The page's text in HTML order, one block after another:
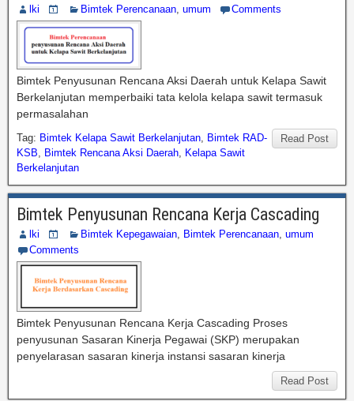
lki Bimtek Perencanaan, umum Comments
Bimtek Penyusunan Rencana Aksi Daerah untuk Kelapa Sawit
Berkelanjutan memperbaiki tata kelola kelapa sawit termasuk
permasalahan
Read Post
Tag: Bimtek Kelapa Sawit Berkelanjutan, Bimtek RAD-
KSB, Bimtek Rencana Aksi Daerah, Kelapa Sawit
Berkelanjutan
Bimtek Penyusunan Rencana Kerja Cascading
lki Bimtek Kepegawaian, Bimtek Perencanaan, umum
Comments
Bimtek Penyusunan Rencana Kerja Cascading Proses
penyusunan Sasaran Kinerja Pegawai (SKP) merupakan
penyelarasan sasaran kinerja instansi sasaran kinerja
Read Post